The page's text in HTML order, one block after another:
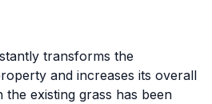
transforms the
and increases its overall
existing grass has been